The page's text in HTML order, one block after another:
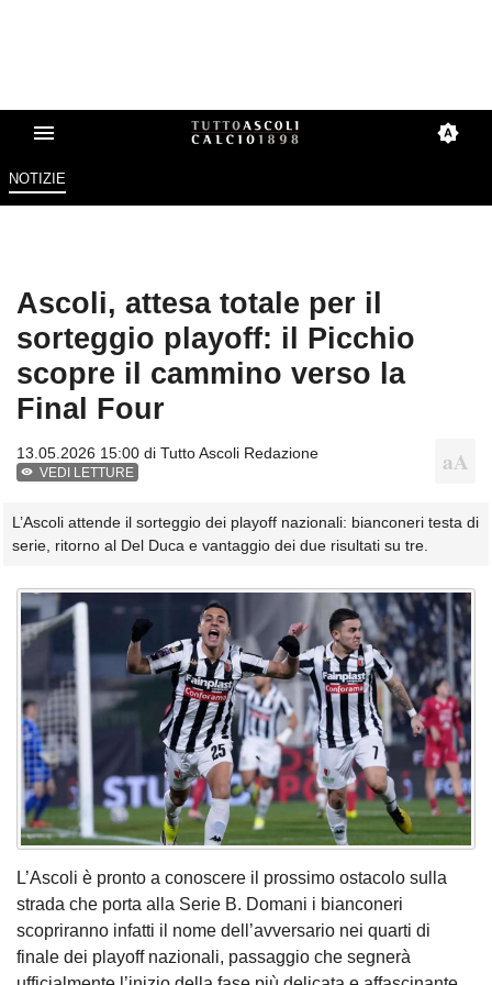
NOTIZIE
Ascoli, attesa totale per il
sorteggio playoff: il Picchio
scopre il cammino verso la
Final Four
13.05.2026 15:00 di Tutto Ascoli Redazione
VEDI LETTURE
L’Ascoli attende il sorteggio dei playoff nazionali: bianconeri testa di
serie, ritorno al Del Duca e vantaggio dei due risultati su tre.
L’Ascoli è pronto a conoscere il prossimo ostacolo sulla
strada che porta alla Serie B. Domani i bianconeri
scopriranno infatti il nome dell’avversario nei quarti di
finale dei playoff nazionali, passaggio che segnerà